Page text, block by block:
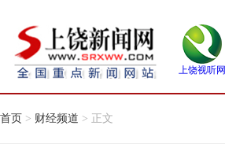
上饶视听网
首页 > 财经频道 > 正文